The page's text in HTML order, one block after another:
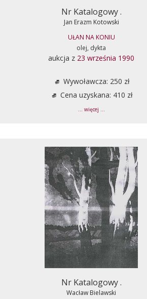
Nr Katalogowy .
Jan Erazm Kotowski
UŁAN NA KONIU
olej, dykta
aukcja z 23 września 1990
Wywoławcza: 250 zł
Cena uzyskana: 410 zł
... więcej ...
Nr Katalogowy .
Wacław Bielawski